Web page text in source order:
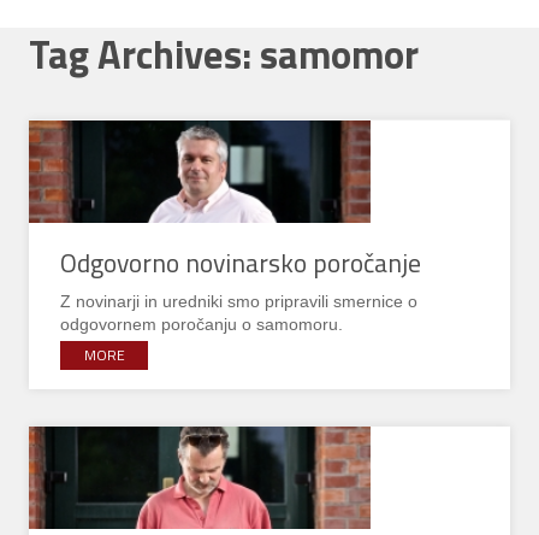
Tag Archives: samomor
Odgovorno novinarsko poročanje
Z novinarji in uredniki smo pripravili smernice o
odgovornem poročanju o samomoru.
MORE